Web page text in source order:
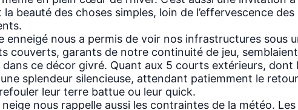
la beauté des choses simples, loin de l’effervescence
enneigé nous a permis de voir nos infrastructures sous
couverts, garants de notre continuité de jeu,
dans ce décor givré. Quant aux 5 courts extérieurs, dont
splendeur silencieuse, attendant patiemment le
leur terre battue ou leur quick.
neige nous rappelle aussi les contraintes de la météo.